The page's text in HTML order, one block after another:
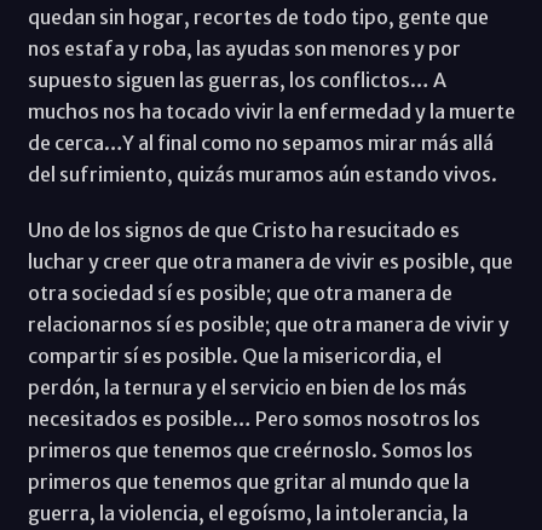
quedan sin hogar, recortes de todo tipo, gente que
nos estafa y roba, las ayudas son menores y por
supuesto siguen las guerras, los conflictos… A
muchos nos ha tocado vivir la enfermedad y la muerte
de cerca…Y al final como no sepamos mirar más allá
del sufrimiento, quizás muramos aún estando vivos.
Uno de los signos de que Cristo ha resucitado es
luchar y creer que otra manera de vivir es posible, que
otra sociedad sí es posible; que otra manera de
relacionarnos sí es posible; que otra manera de vivir y
compartir sí es posible. Que la misericordia, el
perdón, la ternura y el servicio en bien de los más
necesitados es posible… Pero somos nosotros los
primeros que tenemos que creérnoslo. Somos los
primeros que tenemos que gritar al mundo que la
guerra, la violencia, el egoísmo, la intolerancia, la